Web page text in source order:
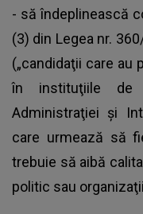
- să îndeplinească
(3) din Legea nr.
(„candidaţii care au
în instituţiile de
Administraţiei şi
care urmează să
trebuie să aibă
politic sau